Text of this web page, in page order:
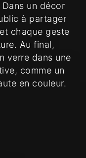
un décor
à partager
chaque geste
Au final,
verre dans une
comme un
en couleur.